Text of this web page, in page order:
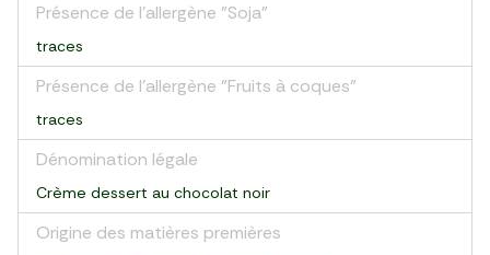
Présence de l'allergène "Soja"
traces
Présence de l'allergène "Fruits à coques"
traces
Dénomination légale
Crème dessert au chocolat noir
Origine des matières premières